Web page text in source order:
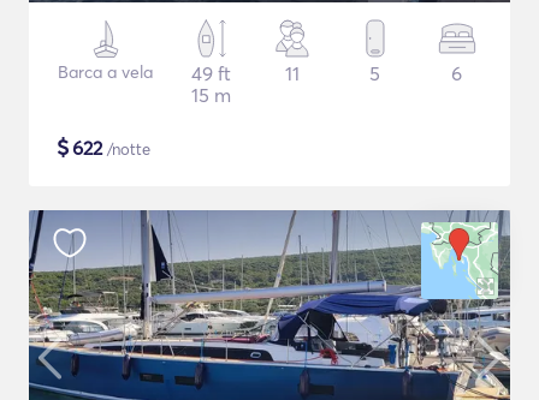
Barca a vela
49 ft
15 m
11 5 6
$622/notte